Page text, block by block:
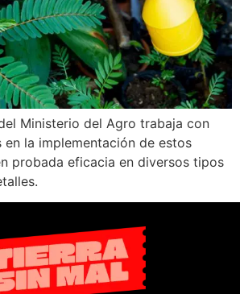
Ministerio del Agro trabaja con
la implementación de estos
probada eficacia en diversos tipos